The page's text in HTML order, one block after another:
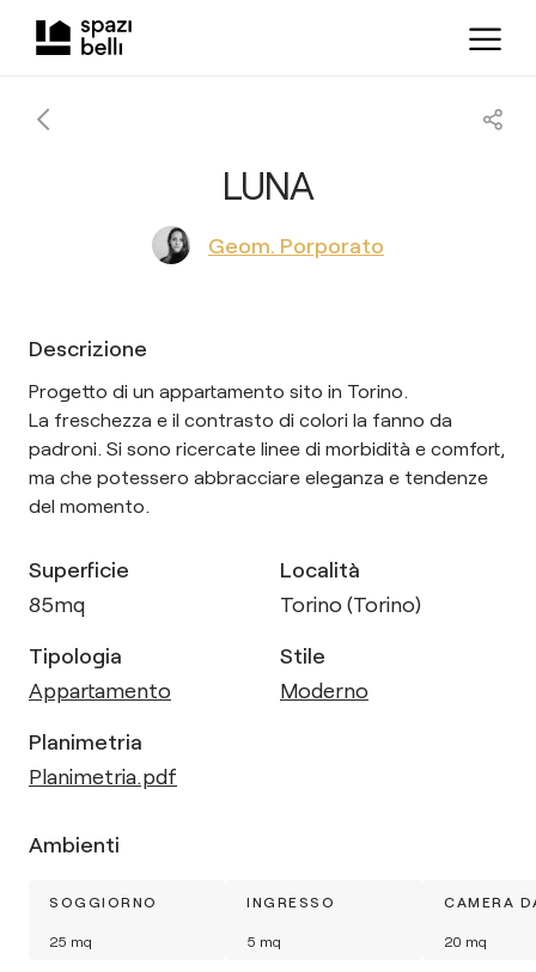
LUNA
Geom. Porporato
Descrizione
Progetto di un appartamento sito in Torino.
La freschezza e il contrasto di colori la fanno da
padroni. Si sono ricercate linee di morbidità e comfort,
ma che potessero abbracciare eleganza e tendenze
del momento.
Superficie
85mq
Località
Torino (Torino)
Tipologia
Appartamento
Stile
Moderno
Planimetria
Planimetria.pdf
Ambienti
SOGGIORNO
25 mq
INGRESSO
5 mq
CAMERA
20 mq